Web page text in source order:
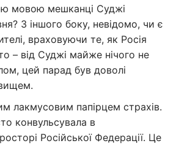
мовою мешканці Суджі
З іншого боку, невідомо, чи є
враховуючи те, як Росія
– від Суджі майже нічого не
цей парад був доволі
лакмусовим папірцем страхів.
конвульсувала в
Російської Федерації. Це